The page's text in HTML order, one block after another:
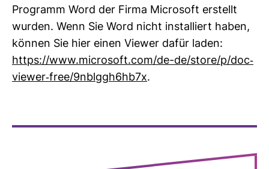
Pro­gramm Word der Firma Micro­soft erstellt
wurden. Wenn Sie Word nicht instal­liert haben,
können Sie hier einen Viewer dafür laden:
https://www.micro­soft.com/de-de/store/p/doc-​
viewer-​free/9nblggh6hb7x.